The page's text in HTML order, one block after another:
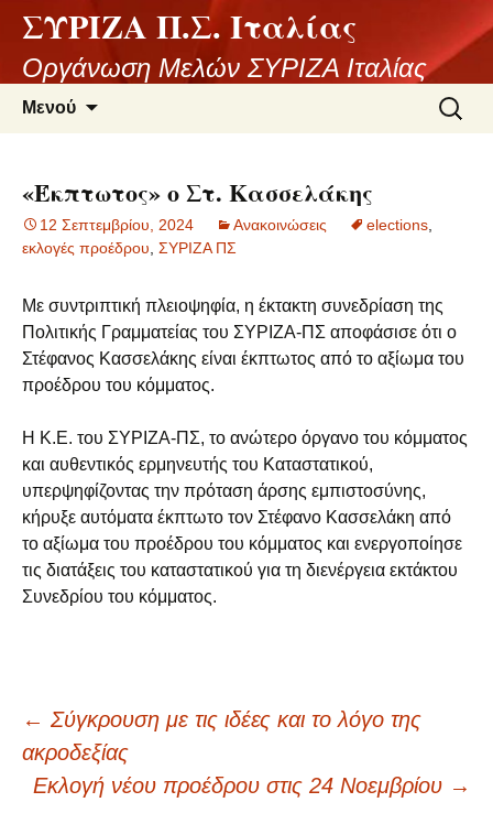
περιεχόμενο
ΣΥΡΙΖΑ Π.Σ. Ιταλίας
Οργάνωση Μελών ΣΥΡΙΖΑ Ιταλίας
Μενού
για:
«Έκπτωτος» ο Στ. Κασσελάκης
12 Σεπτεμβρίου, 2024 Ανακοινώσεις elections
εκλογές προέδρου ΣΥΡΙΖΑ ΠΣ
Mε συντριπτική πλειοψηφία, η έκτακτη συνεδρίαση της
Πολιτικής Γραμματείας του ΣΥΡΙΖΑ-ΠΣ αποφάσισε ότι ο
Στέφανος Κασσελάκης είναι έκπτωτος από το αξίωμα του
προέδρου του κόμματος.
H K.E. του ΣΥΡΙΖΑ-ΠΣ, το ανώτερο όργανο του κόμματος
και αυθεντικός ερμηνευτής του Καταστατικού,
υπερψηφίζοντας την πρόταση άρσης εμπιστοσύνης,
κήρυξε αυτόματα έκπτωτο τον Στέφανο Κασσελάκη από
το αξίωμα του προέδρου του κόμματος και ενεργοποίησε
τις διατάξεις του καταστατικού για τη διενέργεια εκτάκτου
Συνεδρίου του κόμματος.
Πλοήγηση
← Σύγκρουση με τις ιδέες και το λόγο της
ακροδεξίας
Εκλογή νέου προέδρου στις 24 Νοεμβρίου →